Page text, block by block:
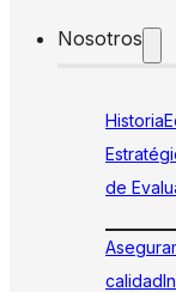
Nosotros
Historia
de
calidad